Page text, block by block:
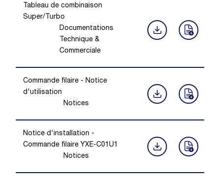
Tableau de combinaison
Super/Turbo
Documentations
Technique &
Commerciale
Commande filaire - Notice
d'utilisation
Notices
Notice d'installation -
Commande filaire YXE-C01U1
Notices